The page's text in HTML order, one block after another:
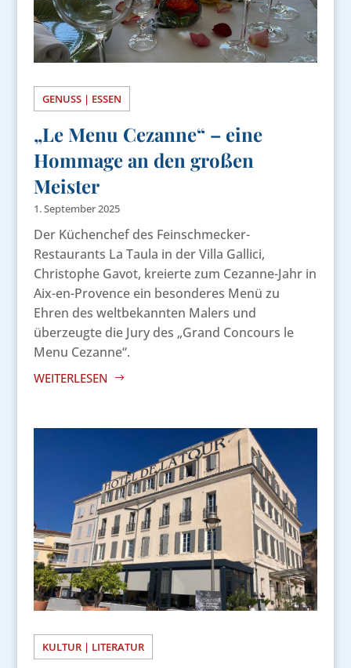
GENUSS | ESSEN
„Le Menu Cezanne“ – eine
Hommage an den großen
Meister
1. September 2025
Der Küchenchef des Feinschmecker-
Restaurants La Taula in der Villa Gallici,
Christophe Gavot, kreierte zum Cezanne-Jahr in
Aix-en-Provence ein besonderes Menü zu
Ehren des weltbekannten Malers und
überzeugte die Jury des „Grand Concours le
Menu Cezanne“.
WEITERLESEN
KULTUR | LITERATUR